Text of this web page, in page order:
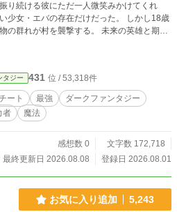
り続ける彼にただ一人微笑みかけてくれ
少女・エバの存在だけだった。 ​しかし18歳
の群れが村を襲撃する。 未来の英雄と期待
が恐怖のあまり逃げ出す中、アベルは長年
バが命を落としてしまう。 ​「強く生きて。
憎んじゃ」 ​最愛の少女を失った絶望の
身のためにアベルへ理不尽な怒声を浴びせ
から魔物が来たんだ」「お前のせいで彼女
。 世界からただ一つの「好意」が消え去
異端の能力【憎悪反転】が産声を上げる。
ら向けられる敵意や憎悪を喰らい、己の絶大
握りしめ、故郷を後にする。 「憎まない
最期の願いを胸に抱きながら、皮肉にも彼
タジー 431 位 / 53,318件
ート 最強
ダークファンタジー
者 魔法
感想数 0
文字数 172,718
最終更新日 2026.08.08
登録日 2026.08.01
お気に入り追加 5,243